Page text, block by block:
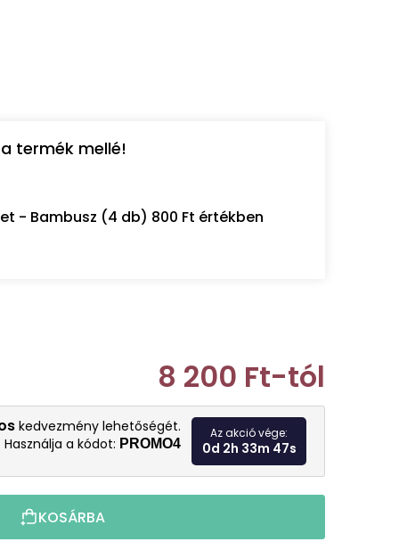
termék mellé!
- Bambusz (4 db) 800 Ft értékben
8 200 Ft-tól
Egységár:
kedvezmény lehetőségét.
Használja a kódot: PROMO4
Az akció vége:
0d 2h 33m 46s
KOSÁRBA